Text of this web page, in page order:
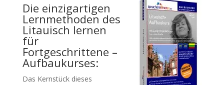
Die einzigartigen
Lernmethoden des
Litauisch lernen
für
Fortgeschrittene –
Aufbaukurses:
Das Kernstück dieses